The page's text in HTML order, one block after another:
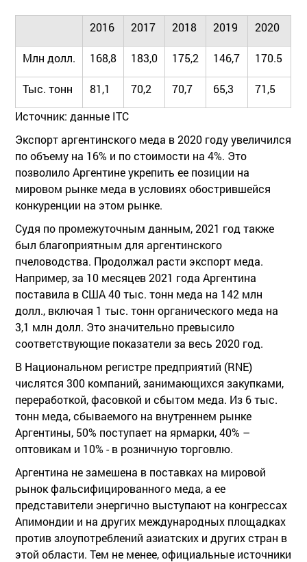
2016 2017 2018 2019 2020
Млн долл. 168,8 183,0 175,2 146,7 170.5
Тыс. тонн 81,1 70,2 70,7 65,3
71,5
Источник: данные ITC
Экспорт аргентинского меда в 2020 году увеличился
по объему на 16% и по стоимости на 4%. Это
позволило Аргентине укрепить ее позиции на
мировом рынке меда в условиях обострившейся
конкуренции на этом рынке.
Судя по промежуточным данным, 2021 год также
был благоприятным для аргентинского
пчеловодства. Продолжал расти экспорт меда.
Например, за 10 месяцев 2021 года Аргентина
поставила в США 40 тыс. тонн меда на 142 млн
долл., включая 1 тыс. тонн органического меда на
3,1 млн долл. Это значительно превысило
соответствующие показатели за весь 2020 год.
В Национальном регистре предприятий (RNE)
числятся 300 компаний, занимающихся закупками,
переработкой, фасовкой и сбытом меда. Из 6 тыс.
тонн меда, сбываемого на внутреннем рынке
Аргентины, 50% поступает на ярмарки, 40% –
оптовикам и 10% - в розничную торговлю.
Аргентина не замешена в поставках на мировой
рынок фальсифицированного меда, а ее
представители энергично выступают на конгрессах
Апимондии и на других международных площадках
против злоупотреблений азиатских и других стран в
этой области. Тем не менее, официальные источники